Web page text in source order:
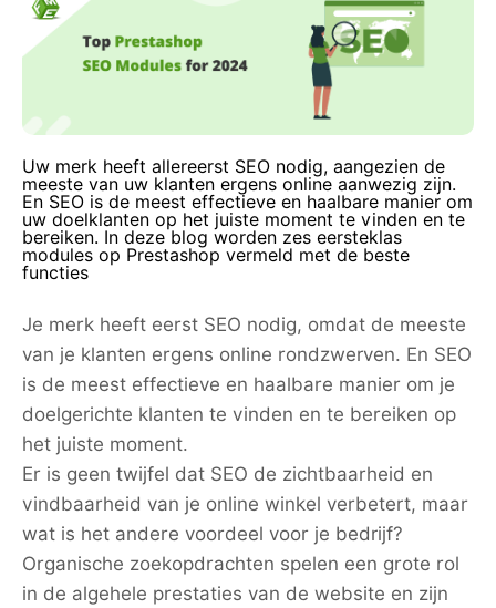
Uw merk heeft allereerst SEO nodig, aangezien de
meeste van uw klanten ergens online aanwezig zijn.
En SEO is de meest effectieve en haalbare manier om
uw doelklanten op het juiste moment te vinden en te
bereiken. In deze blog worden zes eersteklas
modules op Prestashop vermeld met de beste
functies
Je merk heeft eerst SEO nodig, omdat de meeste
van je klanten ergens online rondzwerven. En SEO
is de meest effectieve en haalbare manier om je
doelgerichte klanten te vinden en te bereiken op
het juiste moment.
Er is geen twijfel dat SEO de zichtbaarheid en
vindbaarheid van je online winkel verbetert, maar
wat is het andere voordeel voor je bedrijf?
Organische zoekopdrachten spelen een grote rol
in de algehele prestaties van de website en zijn